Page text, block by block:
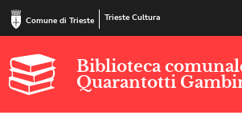
Comune di Trieste Trieste Cultura
Biblioteca
Quarantotti